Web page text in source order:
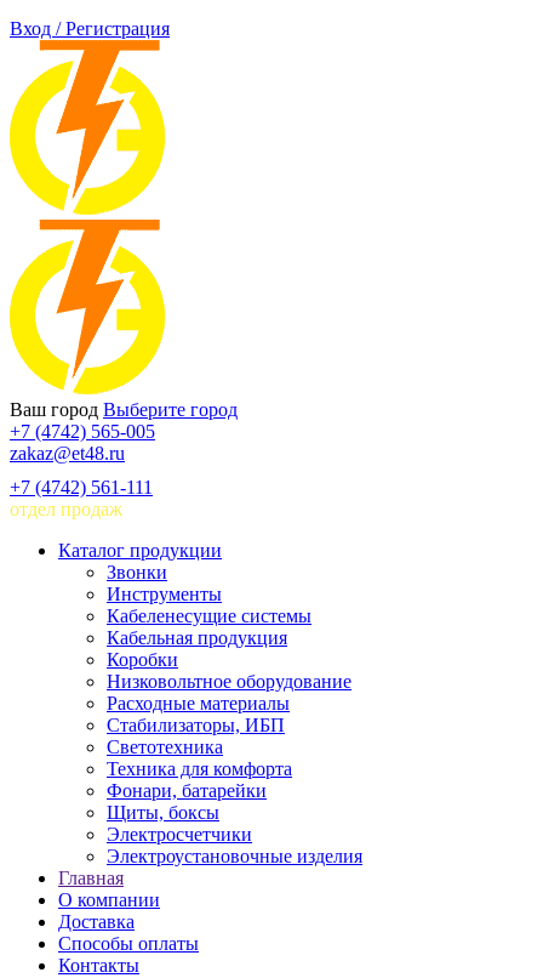
Вход / Регистрация
Ваш город Выберите город
+7 (4742) 565-005
zakaz@et48.ru
+7 (4742) 561-111
отдел продаж
Каталог продукции
Звонки
Инструменты
Кабеленесущие системы
Кабельная продукция
Коробки
Низковольтное оборудование
Расходные материалы
Стабилизаторы, ИБП
Светотехника
Техника для комфорта
Фонари, батарейки
Щиты, боксы
Электросчетчики
Электроустановочные изделия
Главная
О компании
Доставка
Способы оплаты
Контакты